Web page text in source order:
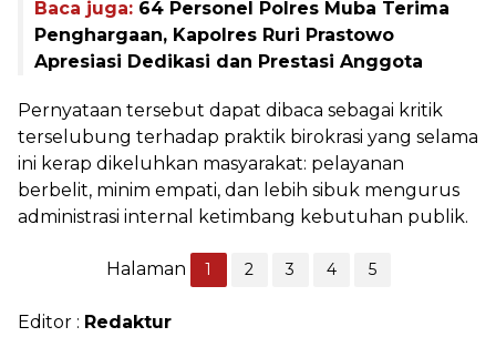
Baca juga: 64 Personel Polres Muba Terima
Penghargaan, Kapolres Ruri Prastowo
Apresiasi Dedikasi dan Prestasi Anggota
Pernyataan tersebut dapat dibaca sebagai kritik
terselubung terhadap praktik birokrasi yang selama
ini kerap dikeluhkan masyarakat: pelayanan
berbelit, minim empati, dan lebih sibuk mengurus
administrasi internal ketimbang kebutuhan publik.
Halaman 1 2 3 4 5
Editor : Redaktur